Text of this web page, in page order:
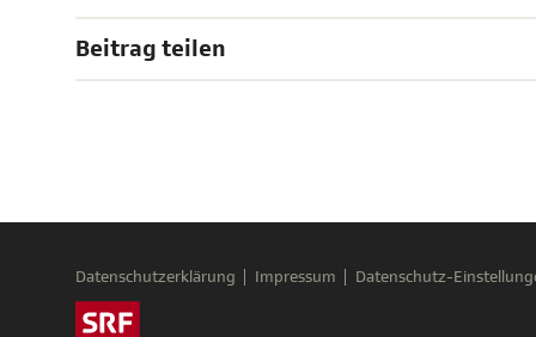
Beitrag teilen
Datenschutzerklärung Impressum Datenschutz-